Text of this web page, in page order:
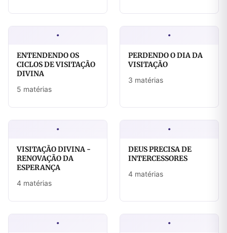
·
ENTENDENDO OS
CICLOS DE VISITAÇÃO
DIVINA
5 matérias
·
PERDENDO O DIA DA
VISITAÇÃO
3 matérias
·
VISITAÇÃO DIVINA -
RENOVAÇÃO DA
ESPERANÇA
4 matérias
·
DEUS PRECISA DE
INTERCESSORES
4 matérias
· ·